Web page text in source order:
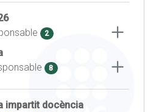
2
8
impartit docència